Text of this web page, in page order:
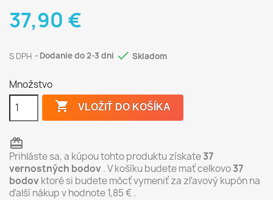
37,90 €
S DPH Dodanie do 2-3 dni  Skladom
Množstvo
 VLOŽIŤ DO KOŠÍKA
redeem
Prihláste sa, a kúpou tohto produktu získate37
vernostných bodov . V košíku budete mať celkovo37
bodov ktoré si budete môcť vymeniť za zľavový kupón na
ďalší nákup v hodnote1,85 €.